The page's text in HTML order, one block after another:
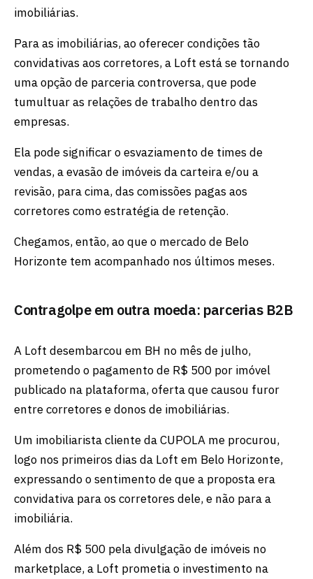
imobiliárias.
Para as imobiliárias, ao oferecer condições tão
convidativas aos corretores, a Loft está se tornando
uma opção de parceria controversa, que pode
tumultuar as relações de trabalho dentro das
empresas.
Ela pode significar o esvaziamento de times de
vendas, a evasão de imóveis da carteira e/ou a
revisão, para cima, das comissões pagas aos
corretores como estratégia de retenção.
Chegamos, então, ao que o mercado de Belo
Horizonte tem acompanhado nos últimos meses.
Contragolpe em outra moeda: parcerias B2B
A Loft desembarcou em BH no mês de julho,
prometendo o pagamento de R$ 500 por imóvel
publicado na plataforma, oferta que causou furor
entre corretores e donos de imobiliárias.
Um imobiliarista cliente da CUPOLA me procurou,
logo nos primeiros dias da Loft em Belo Horizonte,
expressando o sentimento de que a proposta era
convidativa para os corretores dele, e não para a
imobiliária.
Além dos R$ 500 pela divulgação de imóveis no
marketplace, a Loft prometia o investimento na